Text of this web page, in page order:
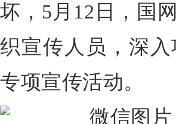
坏， 5月12日， 国
织宣传人员，深
专项宣传活动。